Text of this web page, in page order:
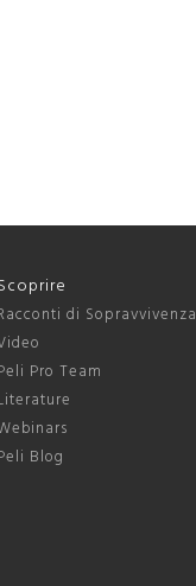
di Sopravvivenza
Pro Team
Blog